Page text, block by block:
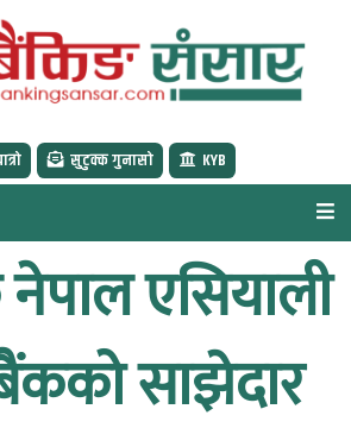
सुटुक्क गुनासो KYB
एसियाली
साझेदार